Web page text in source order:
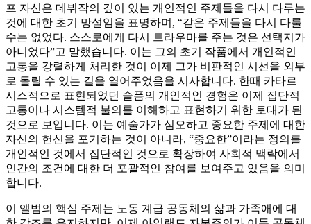
프 자신은 데뷔작의 깊이 있는 개인적인 주제들을 다시 다루는
것에 대한 초기 망설임을 표명하며, “같은 주제들을 다시 다룰
수는 없었다. 스스로에게 다시 트라우마를 주는 것은 선택지가
아니었다”고 말했습니다. 이는 그의 초기 작품에서 개인적인
고통을 강렬하게 처리한 것이 이제 그가 비판적인 시선을 외부
로 돌릴 수 있는 길을 열어주었음을 시사합니다. 한때 카타르
시스적으로 표현되었던 슬픔의 개인적인 경험은 이제 집단적
고통이나 시스템적 불의를 이해하고 표현하기 위한 토대가 된
것으로 보입니다. 이는 예술가가 심오하고 중요한 주제에 대한
자신의 헌신을 포기하는 것이 아니라, “중요한”이라는 정의를
개인적인 것에서 집단적인 것으로 확장하여 사회적 맥락에서
인간의 조건에 대한 더 포괄적인 참여를 보여주고 있음을 의미
합니다.
이 앨범의 핵심 주제는 노동 계급 공동체의 삶과 가족애에 대